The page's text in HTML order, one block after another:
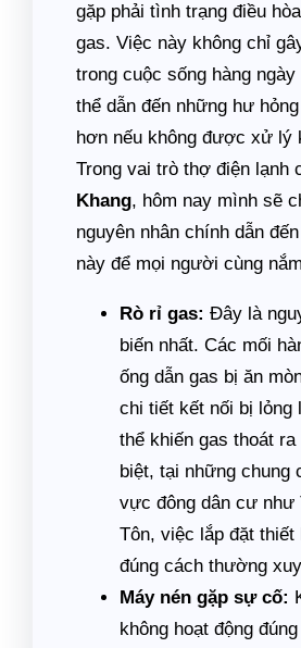
gặp phải tình trạng điều
gas. Việc này không chỉ
trong cuộc sống hàng
thể dẫn đến những hư
hơn nếu không được xử lý
Trong vai trò thợ điện lạnh
Khang, hôm nay mình sẽ
nguyên nhân chính dẫn
này để mọi người cùng
Rò rỉ gas: Đây là
biến nhất. Các mối
ống dẫn gas bị ăn
chi tiết kết nối bị lỏng
thể khiến gas thoát
biệt, tại những chung
vực đông dân cư như
Tôn, việc lắp đặt thiết
đúng cách thường
Máy nén gặp sự cố:
không hoạt động